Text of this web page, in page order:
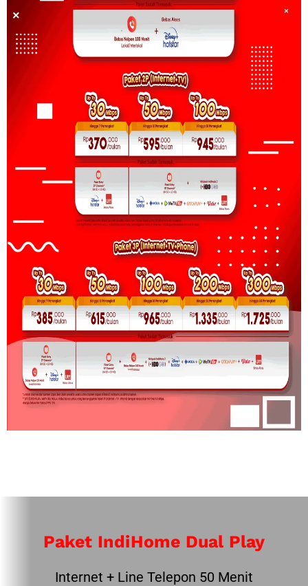
Paket IndiHome Dual Play
Internet + Line Telepon 50 Menit